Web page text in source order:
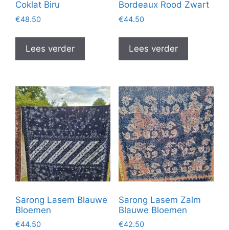
Coklat Biru
€48.50
Lees verder
Bordeaux Rood Zwart
€44.50
Lees verder
Sarong Lasem Blauwe
Bloemen
€44.50
Sarong Lasem Zalm
Blauwe Bloemen
€42.50